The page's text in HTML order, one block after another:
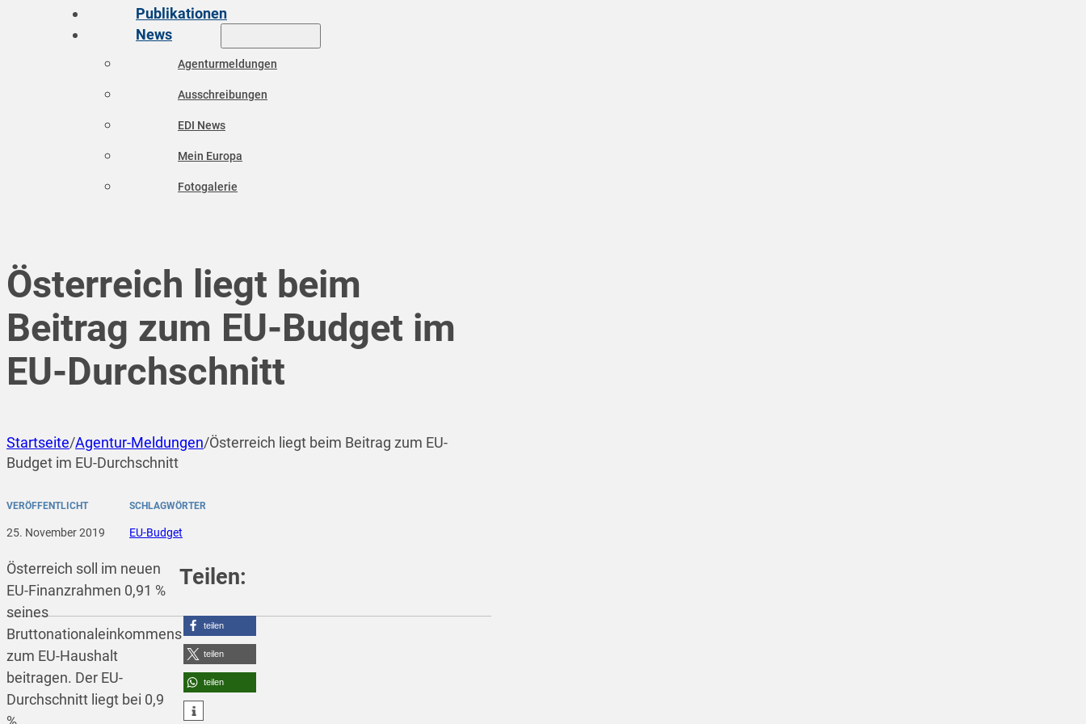
Publikationen
News
Agenturmeldungen
Ausschreibungen
EDI News
Mein Europa
Fotogalerie
Österreich liegt beim
Beitrag zum EU-Budget im
EU-Durchschnitt
Startseite/Agentur-Meldungen/Österreich liegt beim Beitrag zum EU-
Budget im EU-Durchschnitt
VERÖFFENTLICHT
25. November 2019
SCHLAGWÖRTER
EU-Budget
Österreich soll im neuen
EU-Finanzrahmen 0,91 %
seines
Bruttonationaleinkommens
zum EU-Haushalt
beitragen. Der EU-
Durchschnitt liegt bei 0,9
Teilen:
teilen
teilen
teilen